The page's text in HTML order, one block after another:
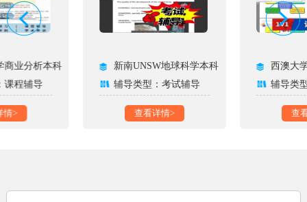
商业分析本科
课程辅导
情>
新南UNSW地球科学本科
辅导类型：考试辅导
查看详情>
西澳大
辅导类
查